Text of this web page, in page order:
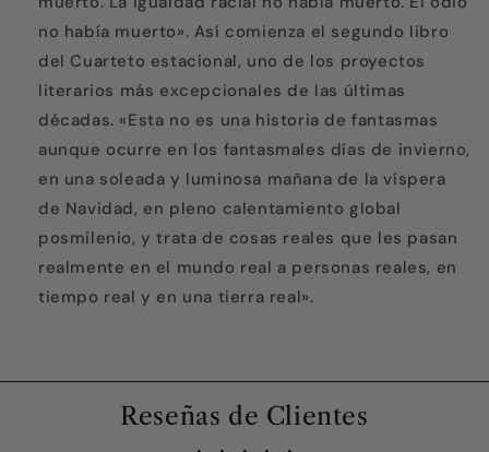
no había muerto». Así comienza el segundo libro
del Cuarteto estacional, uno de los proyectos
literarios más excepcionales de las últimas
décadas. «Esta no es una historia de fantasmas
aunque ocurre en los fantasmales días de invierno,
en una soleada y luminosa mañana de la víspera
de Navidad, en pleno calentamiento global
posmilenio, y trata de cosas reales que les pasan
realmente en el mundo real a personas reales, en
tiempo real y en una tierra real».
Reseñas de Clientes